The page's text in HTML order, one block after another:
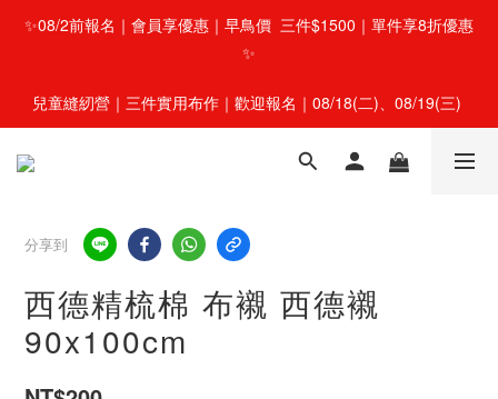
✨08/2前報名｜會員享優惠｜早鳥價  三件$1500｜單件享8折優惠
✨
兒童縫紉營｜三件實用布作｜歡迎報名｜08/18(二)、08/19(三)
分享到
西德精梳棉 布襯 西德襯
90x100cm